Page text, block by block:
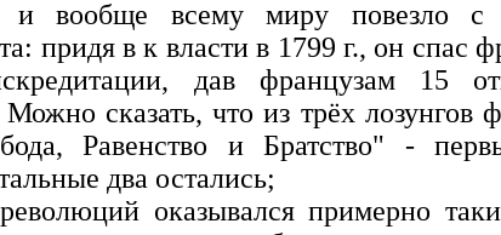
вообще всему миру повезло с
придя в к власти в 1799 г., он спас
дав французам 15
сказать, что из трёх лозунгов
Равенство и Братство" -
два остались;
оказывался примерно